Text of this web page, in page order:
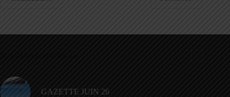
GAZETTE JUIN 26